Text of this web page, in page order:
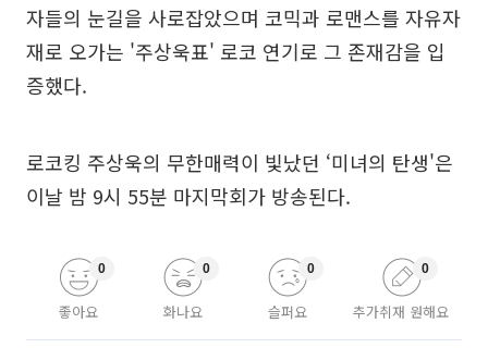
자들의 눈길을 사로잡았으며 코믹과 로맨스를 자유자
재로 오가는 '주상욱표' 로코 연기로 그 존재감을 입
증했다.
로코킹 주상욱의 무한매력이 빛났던 ‘미녀의 탄생'은
이날 밤 9시 55분 마지막회가 방송된다.
좋아요
0
화나요
0
슬퍼요
0
추가취재 원해요
0